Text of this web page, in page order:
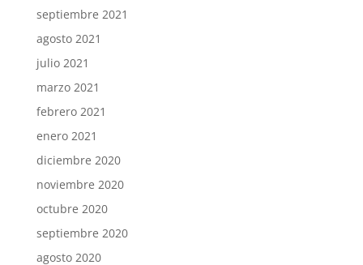
septiembre 2021
agosto 2021
julio 2021
marzo 2021
febrero 2021
enero 2021
diciembre 2020
noviembre 2020
octubre 2020
septiembre 2020
agosto 2020